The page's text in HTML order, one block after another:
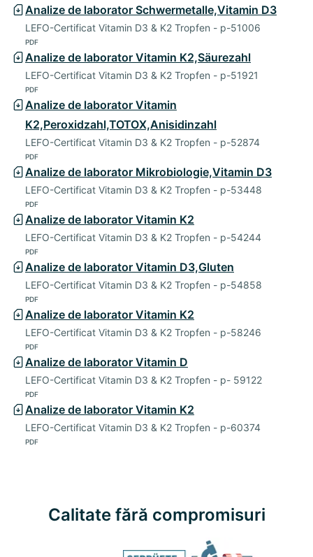
Analize de laborator Schwermetalle,Vitamin D3
LEFO-Certificat Vitamin D3 & K2 Tropfen - p-51006
PDF
Analize de laborator Vitamin K2,Säurezahl
LEFO-Certificat Vitamin D3 & K2 Tropfen - p-51921
PDF
Analize de laborator Vitamin
K2,Peroxidzahl,TOTOX,Anisidinzahl
LEFO-Certificat Vitamin D3 & K2 Tropfen - p-52874
PDF
Analize de laborator Mikrobiologie,Vitamin D3
LEFO-Certificat Vitamin D3 & K2 Tropfen - p-53448
PDF
Analize de laborator Vitamin K2
LEFO-Certificat Vitamin D3 & K2 Tropfen - p-54244
PDF
Analize de laborator Vitamin D3,Gluten
LEFO-Certificat Vitamin D3 & K2 Tropfen - p-54858
PDF
Analize de laborator Vitamin K2
LEFO-Certificat Vitamin D3 & K2 Tropfen - p-58246
PDF
Analize de laborator Vitamin D
LEFO-Certificat Vitamin D3 & K2 Tropfen - p- 59122
PDF
Analize de laborator Vitamin K2
LEFO-Certificat Vitamin D3 & K2 Tropfen - p-60374
PDF
Calitate fără compromisuri